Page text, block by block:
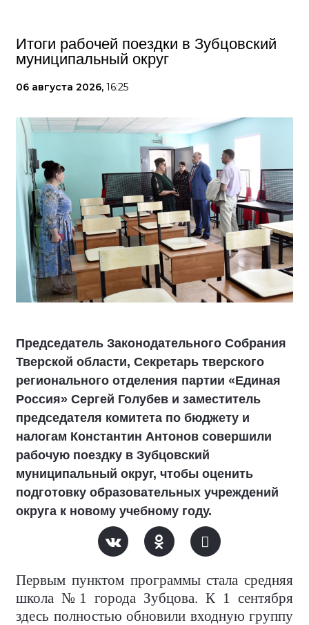
Итоги рабочей поездки в Зубцовский
муниципальный округ
06 августа 2026, 16:25
Председатель Законодательного Собрания
Тверской области, Секретарь тверского
регионального отделения партии «Единая
Россия» Сергей Голубев и заместитель
председателя комитета по бюджету и
налогам Константин Антонов совершили
рабочую поездку в Зубцовский
муниципальный округ, чтобы оценить
подготовку образовательных учреждений
округа к новому учебному году.
Первым пунктом программы стала средняя
школа №1 города Зубцова. К 1 сентября
здесь полностью обновили входную группу